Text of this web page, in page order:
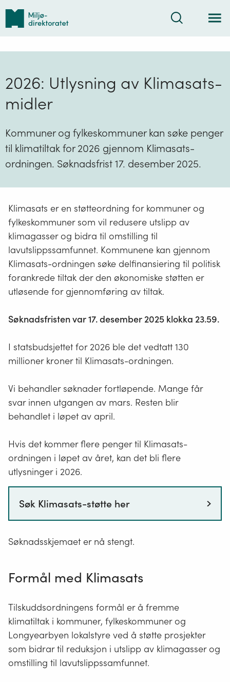
Tilbake
forsiden
Søk
2026: Utlysning av Klimasats-
midler
Kommuner og fylkeskommuner kan søke penger
til klimatiltak for 2026 gjennom Klimasats-
ordningen. Søknadsfrist 17. desember 2025.
Klimasats er en støtteordning for kommuner og
fylkeskommuner som vil redusere utslipp av
klimagasser og bidra til omstilling til
lavutslippssamfunnet. Kommunene kan gjennom
Klimasats-ordningen søke delfinansiering til politisk
forankrede tiltak der den økonomiske støtten er
utløsende for gjennomføring av tiltak.
Søknadsfristen var 17. desember 2025 klokka 23.59.
I statsbudsjettet for 2026 ble det vedtatt 130
millioner kroner til Klimasats-ordningen.
Vi behandler søknader fortløpende. Mange får
svar innen utgangen av mars. Resten blir
behandlet i løpet av april.
Hvis det kommer flere penger til Klimasats-
ordningen i løpet av året, kan det bli flere
utlysninger i 2026.
Søk Klimasats-støtte her
Søknadsskjemaet er nå stengt.
Formål med Klimasats
Tilskuddsordningens formål er å fremme
klimatiltak i kommuner, fylkeskommuner og
Longyearbyen lokalstyre ved å støtte prosjekter
som bidrar til reduksjon i utslipp av klimagasser og
omstilling til lavutslippssamfunnet.